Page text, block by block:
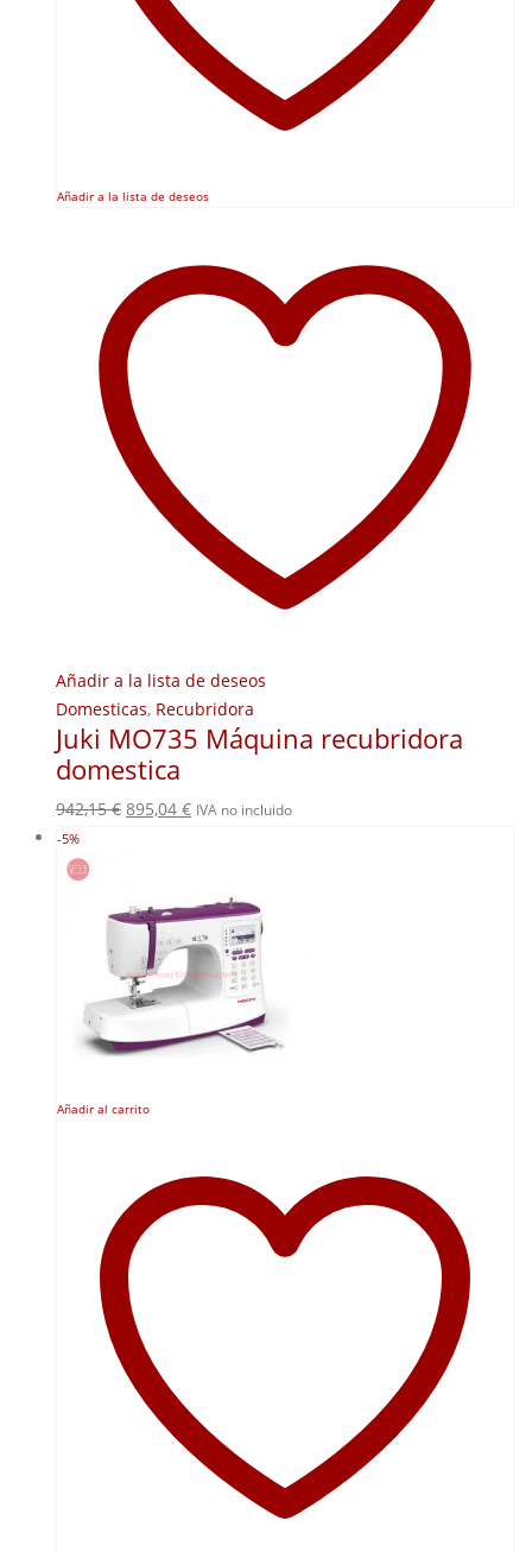
Añadir a la lista de deseos
Añadir a la lista de deseos
Domesticas, Recubridora
Juki MO735 Máquina recubridora
domestica
942,15€ El
942,15 €.
895,04 €El
895,04 €.
IVA no incluido
-5%
Añadir al carrito